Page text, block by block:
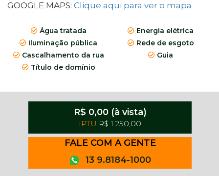
GOOGLE MAPS: Clique aqui para ver o mapa
Água tratada
Energia elétrica
Iluminação pública
Rede de esgoto
Cascalhamento da rua
Guia
Título de domínio
R$ 0,00 (à vista)
IPTU R$ 1.250,00
FALE COM A GENTE
13 9.8184-1000